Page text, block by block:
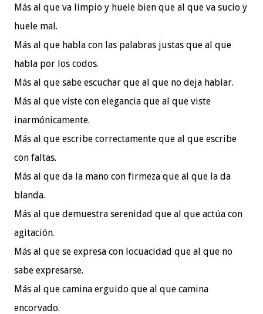
Más al que va limpio y huele bien que al que va sucio y
huele mal.
Más al que habla con las palabras justas que al que
habla por los codos.
Más al que sabe escuchar que al que no deja hablar.
Más al que viste con elegancia que al que viste
inarmónicamente.
Más al que escribe correctamente que al que escribe
con faltas.
Más al que da la mano con firmeza que al que la da
blanda.
Más al que demuestra serenidad que al que actúa con
agitación.
Más al que se expresa con locuacidad que al que no
sabe expresarse.
Más al que camina erguido que al que camina
encorvado.